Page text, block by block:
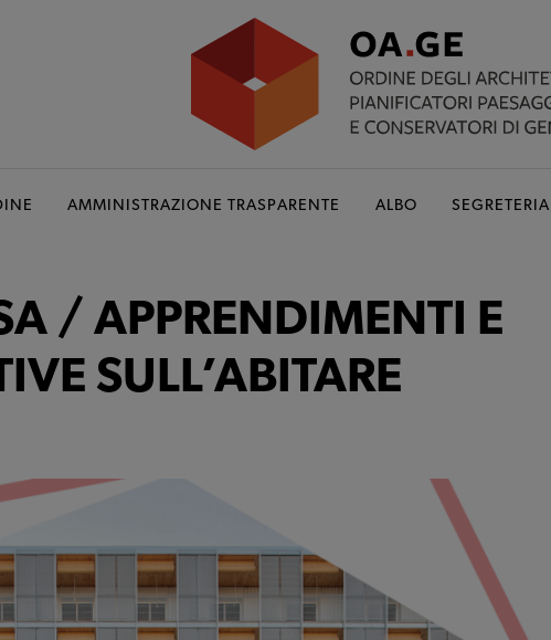
AMMINISTRAZIONE TRASPARENTE ALBO SEGRETERIA
/ APPRENDIMENTI E
SULL’ABITARE